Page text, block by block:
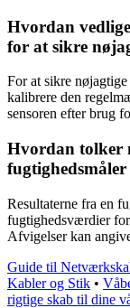
Hvordan
for at sikre
For at sikre
kalibrere den
sensoren efter brug
Hvordan tolker
Resultaterne fra en
fugtighedsværdier
Afvigelser kan
Guide til
Kabler og Stik •
rigtige skab til dine